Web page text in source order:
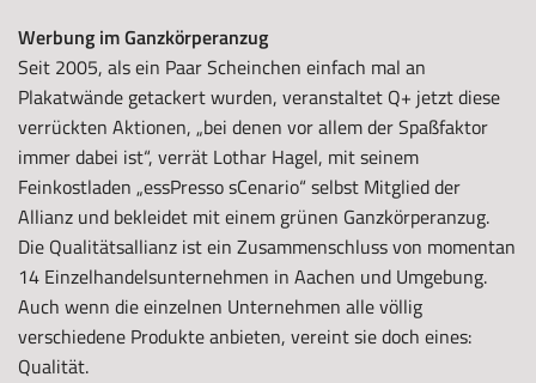
Werbung im Ganzkörperanzug
Seit 2005, als ein Paar Scheinchen einfach mal an
Plakatwände getackert wurden, veranstaltet Q+ jetzt diese
verrückten Aktionen, „bei denen vor allem der Spaßfaktor
immer dabei ist“, verrät Lothar Hagel, mit seinem
Feinkostladen „essPresso sCenario“ selbst Mitglied der
Allianz und bekleidet mit einem grünen Ganzkörperanzug.
Die Qualitätsallianz ist ein Zusammenschluss von momentan
14 Einzelhandelsunternehmen in Aachen und Umgebung.
Auch wenn die einzelnen Unternehmen alle völlig
verschiedene Produkte anbieten, vereint sie doch eines:
Qualität.